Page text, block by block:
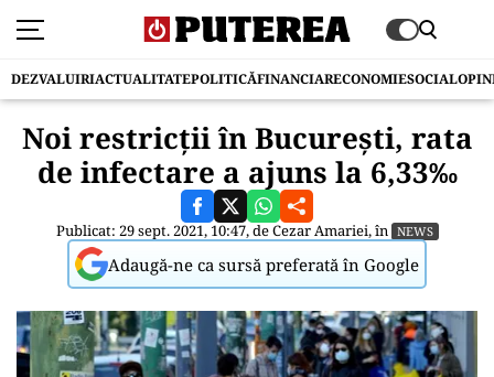
DEZVALUIRIACTUALITATEPOLITICĂFINANCIARECONOMIESOCIAL
Noi restricții în București, rata
de infectare a ajuns la 6,33‰
Publicat: 29 sept. 2021, 10:47, deCezar Amariei, în NEWS
Adaugă-ne ca sursă preferată în Google